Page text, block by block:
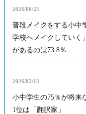
2026/06/25
普段メイクをする小中
学校へメイクしていく
があるのは73.8％
2026/02/13
小中学生の75％が将来
1位は「翻訳家」